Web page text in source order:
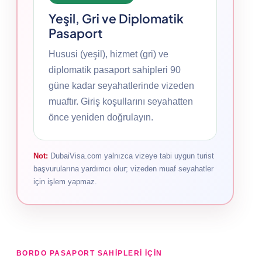
Yeşil, Gri ve Diplomatik
Pasaport
Hususi (yeşil), hizmet (gri) ve
diplomatik pasaport sahipleri 90
güne kadar seyahatlerinde vizeden
muaftır. Giriş koşullarını seyahatten
önce yeniden doğrulayın.
Not: DubaiVisa.com yalnızca vizeye tabi uygun turist
başvurularına yardımcı olur; vizeden muaf seyahatler
için işlem yapmaz.
BORDO PASAPORT SAHIPLERI IÇIN